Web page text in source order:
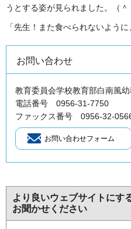
うとする姿が見られました。（＾
「先生！また食べられないよう
お問い合わせ
教育委員会学校教育部白南風幼
電話番号 0956-31-7750
ファックス番号 0956-32-
より良いウェブサイトにす
お聞かせください